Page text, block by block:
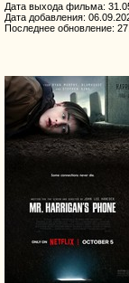
Дата выхода фильма:
Дата добавления:
Последнее обновление: